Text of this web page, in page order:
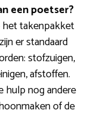
een poetser?
het takenpakket
er standaard
stofzuigen,
afstoffen.
hulp nog andere
of de